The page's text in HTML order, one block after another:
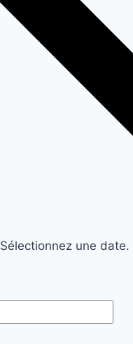
Sélectionnez une date.